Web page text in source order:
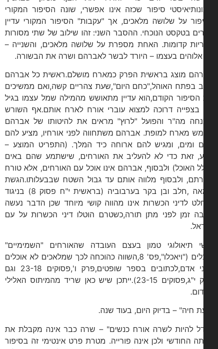
סיפור שכזה אינו אפשרי, שונה הסיפור המקורי
על שלושה מלאכים, אך "עקבות" הסיפור המקורי עדיין
בטקסט הנוכחי. ההסבר השני: זהו שילוב של שתי מסורות
קדומות. האחת מספרת על שלושה מלאכים, והשנייה –
בעצמו – היורד לבשר לאברהם ושרה את הבשורה.
מוצג בראשית הפרק כמארח מושלם.ראשית כל אברהם
בפתח האוהל,"כחם היום",שעת צהריים קשה,ואם ממשיכים
הקודם,הוא עדיין מתאושש מהמילה שמל עצמו בגיל
99 בצפייה דרוכה למצוא עוברי אורח לארח אותם.אף השורש
מה"ר והפועל "לרוץ" מראים את להיטותו של אברהם
מארח למופת. אברהם משתחווה לפני אורחיו, מציע להם
ומים, ומגיש להם ארוחה כיד המלך. (התפריט המוצע –
זאת כדי לא להעליב את האורחים, שישתמע שהם באים
האוכל) ולבסוף, אברהם אינו אוכל עם האורחים, אלא טורח
ולבסוף מלווה אותם עד גבול השטח שבבעלותו.הגשת
חמאה ,חלב ובן בקר בערבוביה (בראשית י"ח פסוק 8) בניגוד
לדיני הכשרות אינו מהווה קושי מיוחד שכן הדבר נעשה
זמן לפני מתן תורה,כשטרם הוטלו דיני הכשרות על עם
תיאולוגי טמון בעצם העובדה שהאורחים "השמימיים"
אוכלים ("ויאכלו",פס' 8,השווה כהוכחה לכך שמלאכים לא אוכלים
כבני אדם,לכתובים בספר שופטים,פרק ו',פסוקים 23-18 וגם
פרק י"ג,פסוקים 23-15).ייתכן שיש כאן שריד מהמיתוס האלילי
חיה" – בדיוק היום, בעוד שנה.
להיות לשרה אורח כנשים" – שרה כבר אינה מקבלת את
החודשי ולכן אינה פורייה. מטרת פרט אינטימי זה בסיפור